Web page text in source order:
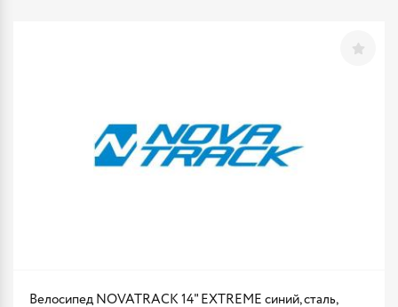
Велосипед NOVATRACK 14" EXTREME синий, сталь,